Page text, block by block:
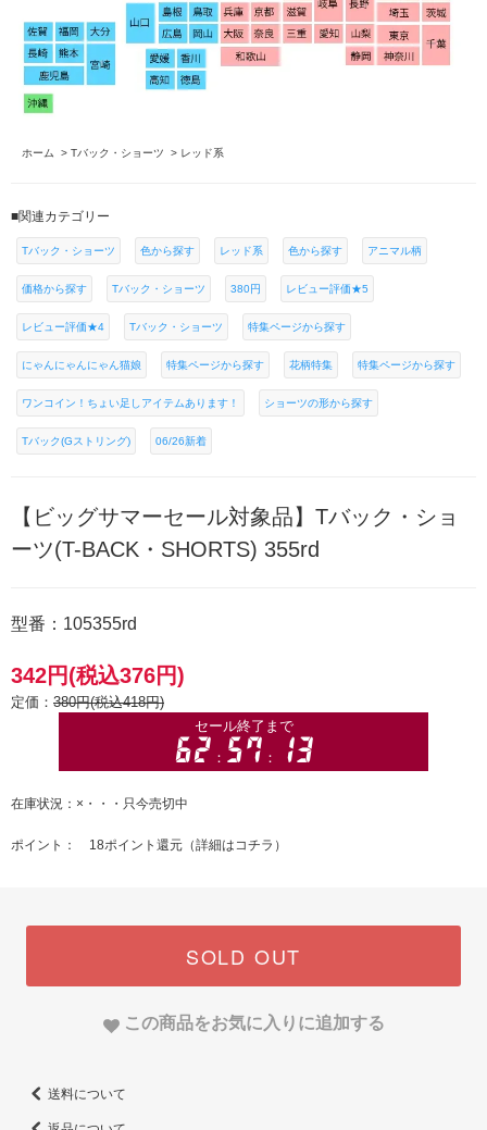
ホーム > Tバック・ショーツ > レッド系
■関連カテゴリー
Tバック・ショーツ 色から探す レッド系 色から探す アニマル柄
価格から探す Tバック・ショーツ 380円 レビュー評価★5
レビュー評価★4 Tバック・ショーツ 特集ページから探す
にゃんにゃんにゃん猫娘 特集ページから探す 花柄特集 特集ページから探す
ワンコイン！ちょい足しアイテムあります！ ショーツの形から探す
Tバック(Gストリング) 06/26新着
【ビッグサマーセール対象品】Tバック・ショ
ーツ(T-BACK・SHORTS) 355rd
型番：105355rd
342円(税込376円)
定価： 380円(税込418円)
在庫状況：×・・・只今売切中
ポイント： 18ポイント還元（詳細はコチラ ）
SOLD OUT
この商品をお気に入りに追加する
送料について